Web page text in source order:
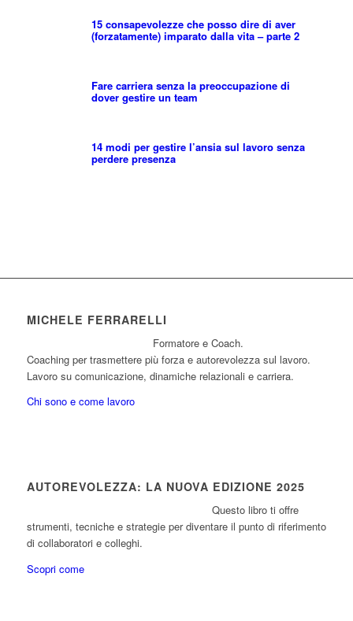
15 consapevolezze che posso dire di aver
(forzatamente) imparato dalla vita – parte 2
Fare carriera senza la preoccupazione di
dover gestire un team
14 modi per gestire l’ansia sul lavoro senza
perdere presenza
MICHELE FERRARELLI
Formatore e Coach.
Coaching per trasmettere più forza e autorevolezza sul lavoro.
Lavoro su comunicazione, dinamiche relazionali e carriera.
Chi sono e come lavoro
AUTOREVOLEZZA: LA NUOVA EDIZIONE 2025
Questo libro ti offre
strumenti, tecniche e strategie per diventare il punto di riferimento
di collaboratori e colleghi.
Scopri come